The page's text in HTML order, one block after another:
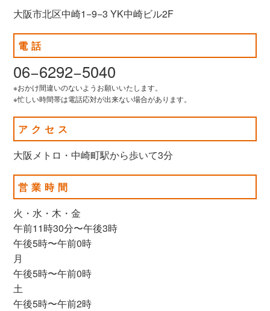
大阪市北区中崎1−9−3 YK中崎ビル2F
電話
06−6292−5040
※おかけ間違いのないようお願いいたします。
※忙しい時間帯は電話応対が出来ない場合があります。
アクセス
大阪メトロ・中崎町駅から歩いて3分
営業時間
火・水・木・金
午前11時30分〜午後3時
午後5時〜午前0時
月
午後5時〜午前0時
土
午後5時〜午前2時